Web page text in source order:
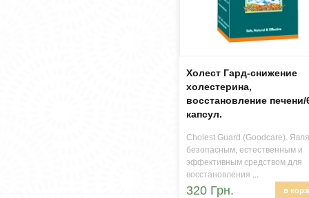
Холест Гард-cнижение
холестерина,
восстановление печени/
капсул.
Cholest Guard (Goodcare).
безопасным, естественным и
эффективным средством для
восстановления ...
320 Грн. в